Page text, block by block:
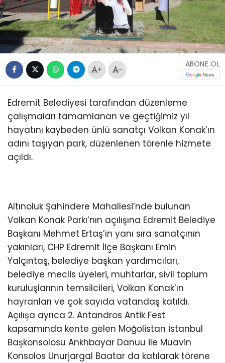
+ -
ABONE OL
Edremit Belediyesi tarafından düzenleme
çalışmaları tamamlanan ve geçtiğimiz yıl
hayatını kaybeden ünlü sanatçı Volkan Konak’ın
adını taşıyan park, düzenlenen törenle hizmete
açıldı.
Altınoluk Şahindere Mahallesi’nde bulunan
Volkan Konak Parkı’nın açılışına Edremit Belediye
Başkanı Mehmet Ertaş’ın yanı sıra sanatçının
yakınları, CHP Edremit İlçe Başkanı Emin
Yalçıntaş, belediye başkan yardımcıları,
belediye meclis üyeleri, muhtarlar, sivil toplum
kuruluşlarının temsilcileri, Volkan Konak’ın
hayranları ve çok sayıda vatandaş katıldı.
Açılışa ayrıca 2. Antandros Antik Fest
kapsamında kente gelen Moğolistan İstanbul
Başkonsolosu Ankhbayar Danuu ile Muavin
Konsolos Unurjargal Baatar da katılarak törene